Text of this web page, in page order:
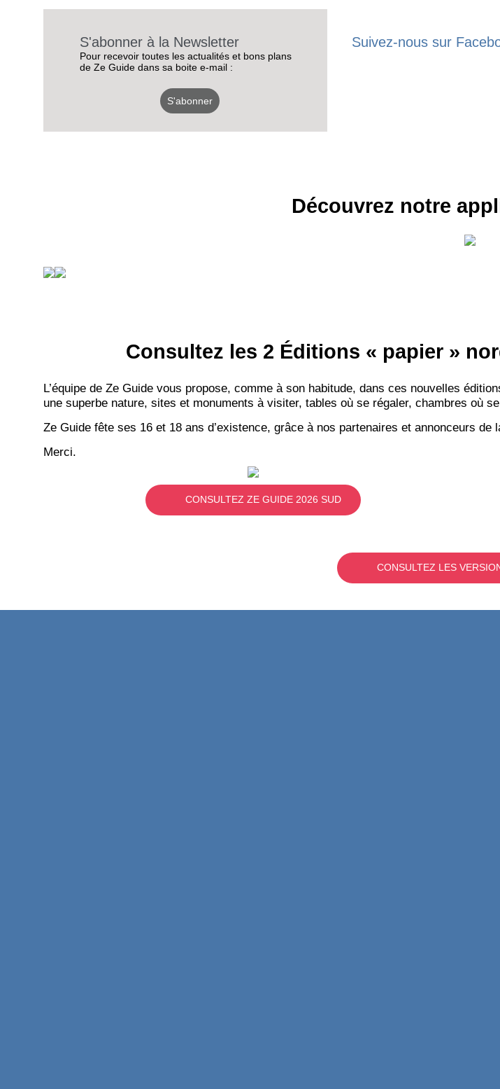
S'abonner à la Newsletter
Pour recevoir toutes les actualités et bons plans
de Ze Guide dans sa boite e-mail :
S'abonner
Suivez-nous sur
Découvrez notre
Consultez les 2 Éditions « papier »
L’équipe de Ze Guide vous propose, comme à son habitude, dans ces nouvelles
une superbe nature, sites et monuments à visiter, tables où se régaler, chambres où
Ze Guide fête ses 16 et 18 ans d’existence, grâce à nos partenaires et annonceurs
Merci.
CONSULTEZ ZE GUIDE 2026 SUD
CONSULTEZ LES